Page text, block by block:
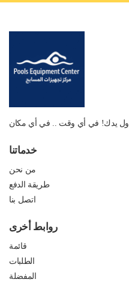
يدك! في أي وقت .. في أي مكان
خدماتنا
من نحن
طريقة الدفع
اتصل بنا
روابط أخرى
قائمة
الطلبات
المفضلة